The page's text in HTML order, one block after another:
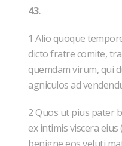
43.
1 Alio quoque
dicto fratre comite,
quemdam virum, qui
agniculos ad
2 Quos ut pius pater
ex intimis viscera eius